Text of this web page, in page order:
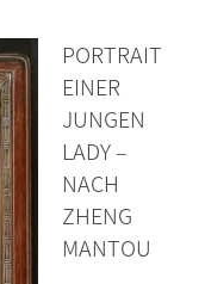
PORTRAIT
EINER
JUNGEN
LADY –
NACH
ZHENG
MANTOU